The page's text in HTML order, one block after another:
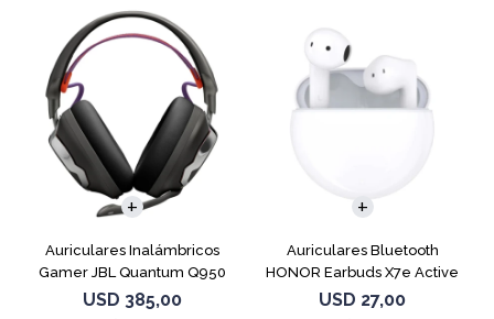
Auriculares Inalámbricos
Gamer JBL Quantum Q950
Negro
USD 385,00
Auriculares Bluetooth
HONOR Earbuds X7e Active
TWS White
USD 27,00